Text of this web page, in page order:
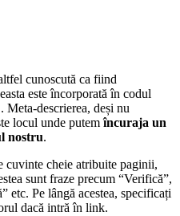
cunoscută ca fiind
este încorporată în codul
. Meta-descrierea, deși nu
locul unde putemîncuraja un
nostru.
cuvinte cheie atribuite paginii,
sunt fraze precum “Verifică”,
etc. Pe lângă acestea, specificați
dacă intră în link.